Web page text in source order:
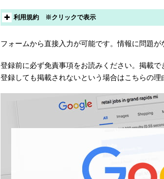
利用規約 ※クリックで表示
フォームから直接入力が可能です。情報に問題が
登録前に必ず免責事項をお読みください。掲載で
登録しても掲載されないという場合はこちらの理